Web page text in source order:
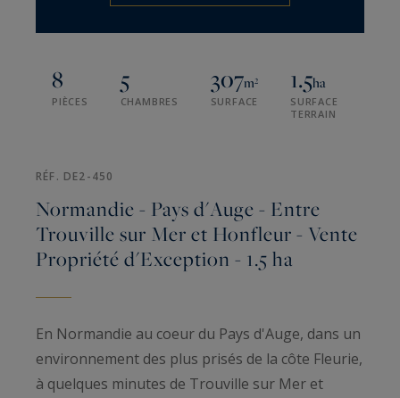
8
PIÈCES
5
CHAMBRES
307m²
SURFACE
1.5ha
SURFACE
TERRAIN
RÉF. DE2-450
Normandie - Pays d'Auge - Entre
Trouville sur Mer et Honfleur - Vente
Propriété d'Exception - 1.5 ha
En Normandie au coeur du Pays d'Auge, dans un
environnement des plus prisés de la côte Fleurie,
à quelques minutes de Trouville sur Mer et